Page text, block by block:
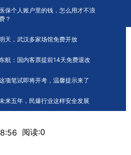
保个人账户里的钱，怎么用才不浪
费？
天，武汉多家场馆免费开放
航：国内客票提前14天免费退改
项笔试即将开考，温馨提示来了
来五年，民爆行业这样安全发展
开十二届一次
阅读:0